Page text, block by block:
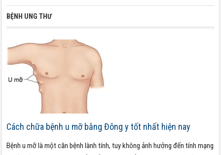
BỆNH UNG THƯ
Cách chữa bệnh u mỡ bằng Đông y tốt nhất hiện nay
Bệnh u mỡ là một căn bệnh lành tính, tuy không ảnh hưởng đến tính mạng